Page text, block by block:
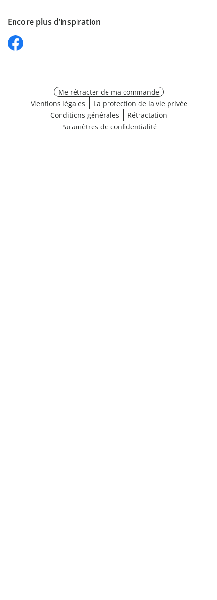
Encore plus d’inspiration
Me rétracter de ma commande
Mentions légales
La protection de la vie privée
Conditions générales
Rétractation
Paramètres de confidentialité